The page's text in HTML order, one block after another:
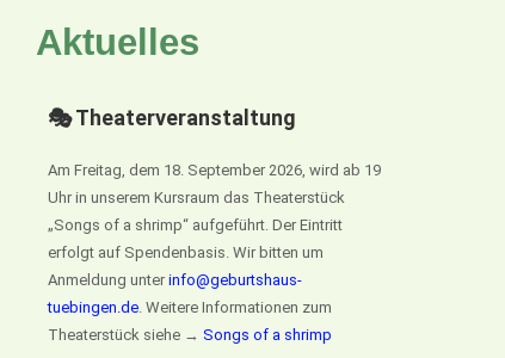
Aktuelles
🎭 Theaterveranstaltung
Am Freitag, dem 18. September 2026, wird ab 19
Uhr in unserem Kursraum das Theaterstück
„Songs of a shrimp“ aufgeführt. Der Eintritt
erfolgt auf Spendenbasis. Wir bitten um
Anmeldung unter info@geburtshaus-
tuebingen.de. Weitere Informationen zum
Theaterstück siehe → Songs of a shrimp